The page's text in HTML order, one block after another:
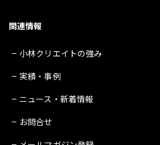
関連情報
小林クリエイトの強み
実績・事例
ニュース・新着情報
お問合せ